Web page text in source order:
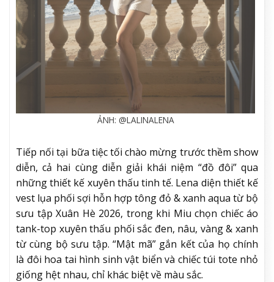
ẢNH: @LALINALENA
Tiếp nối tại bữa tiệc tối chào mừng trước thềm show
diễn, cả hai cùng diễn giải khái niệm “đồ đôi” qua
những thiết kế xuyên thấu tinh tế. Lena diện thiết kế
vest lụa phối sợi hỗn hợp tông đỏ & xanh aqua từ bộ
sưu tập Xuân Hè 2026, trong khi Miu chọn chiếc áo
tank-top xuyên thấu phối sắc đen, nâu, vàng & xanh
từ cùng bộ sưu tập. “Mật mã” gắn kết của họ chính
là đôi hoa tai hình sinh vật biển và chiếc túi tote nhỏ
giống hệt nhau, chỉ khác biệt về màu sắc.